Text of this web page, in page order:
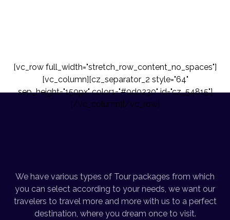
[vc_row full_width="stretch_row_content_no_spaces"]
[vc_column][cz_separator_2 style="64"
sep_height="150px" color1="#0d0230" id="cz_54815"]
[/vc_column][/vc_row]
We have various types of Tour packages from which
you can select according to your needs, we want our
travelers to travel more and more with us to a perfect
destination, where you dream once to visit.